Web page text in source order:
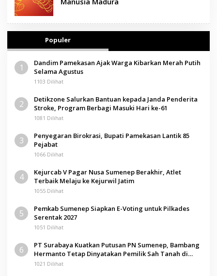
Populer
1
Dandim Pamekasan Ajak Warga Kibarkan Merah Putih
Selama Agustus
1103 Dilihat
2
Detikzone Salurkan Bantuan kepada Janda Penderita
Stroke, Program Berbagi Masuki Hari ke-61
1081 Dilihat
3
Penyegaran Birokrasi, Bupati Pamekasan Lantik 85
Pejabat
1066 Dilihat
4
Kejurcab V Pagar Nusa Sumenep Berakhir, Atlet
Terbaik Melaju ke Kejurwil Jatim
1055 Dilihat
5
Pemkab Sumenep Siapkan E-Voting untuk Pilkades
Serentak 2027
1051 Dilihat
6
PT Surabaya Kuatkan Putusan PN Sumenep, Bambang
Hermanto Tetap Dinyatakan Pemilik Sah Tanah di
Pamolokan
1021 Dilihat